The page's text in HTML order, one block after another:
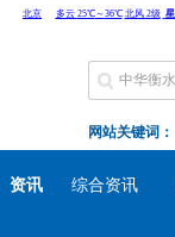
网站关键词：
资讯 综合资讯